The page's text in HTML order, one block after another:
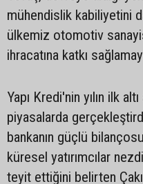
mühendislik kabiliyetini
ülkemiz otomotiv
ihracatına katkı
Yapı Kredi'nin yılın ilk
piyasalarda
bankanın güçlü
küresel yatırımcılar
teyit ettiğini belirten